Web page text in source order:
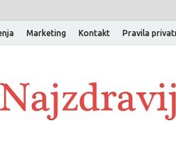
Marketing Kontakt Pravila